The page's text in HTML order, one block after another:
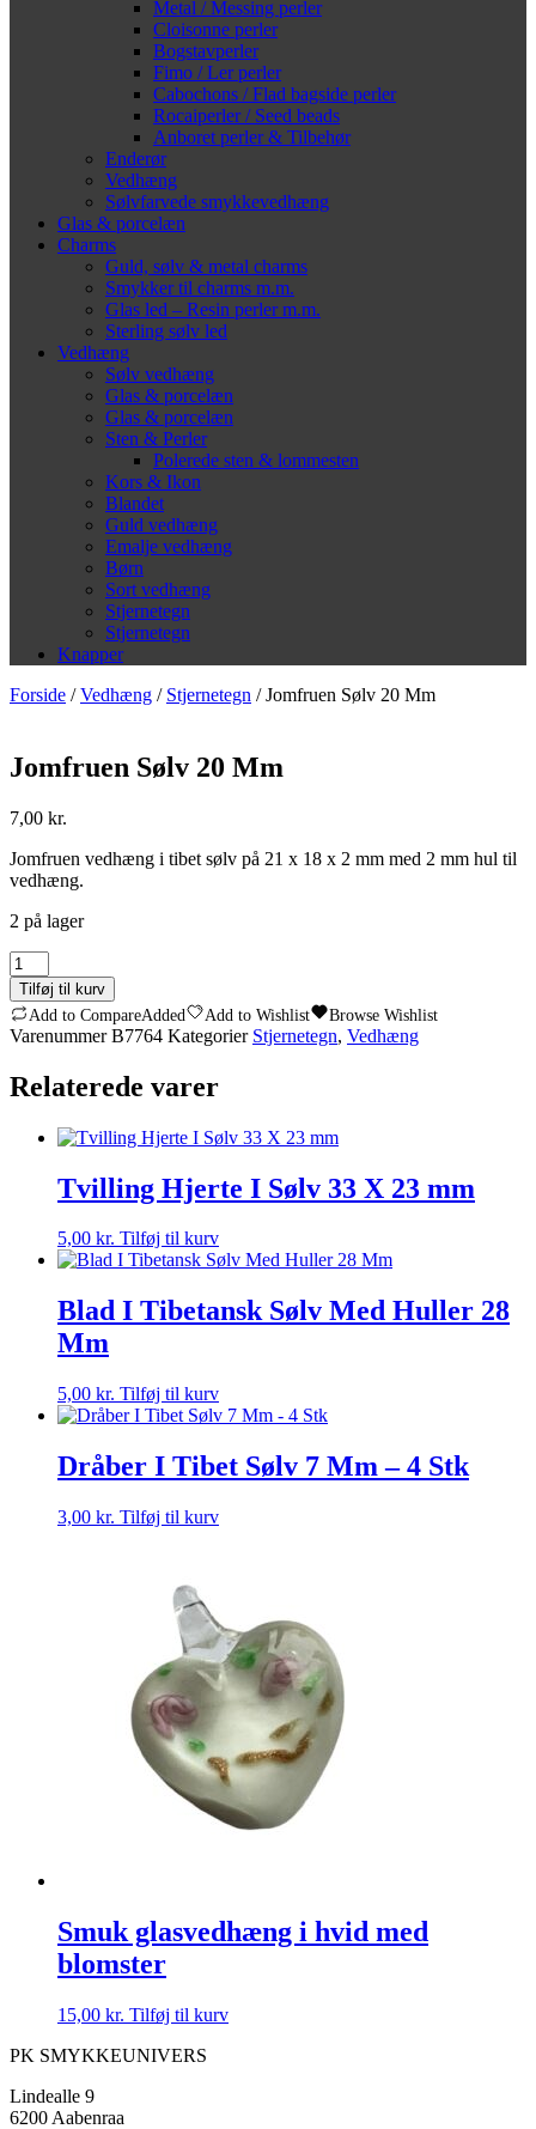
Metal / Messing perler
Cloisonne perler
Bogstavperler
Fimo / Ler perler
Cabochons / Flad bagside perler
Rocaiperler / Seed beads
Anboret perler & Tilbehør
Enderør
Vedhæng
Sølvfarvede smykkevedhæng
Glas & porcelæn
Charms
Guld, sølv & metal charms
Smykker til charms m.m.
Glas led – Resin perler m.m.
Sterling sølv led
Vedhæng
Sølv vedhæng
Glas & porcelæn
Glas & porcelæn
Sten & Perler
Polerede sten & lommesten
Kors & Ikon
Blandet
Guld vedhæng
Emalje vedhæng
Børn
Sort vedhæng
Stjernetegn
Stjernetegn
Knapper
Forside /Vedhæng / Stjernetegn / Jomfruen Sølv 20 Mm
Jomfruen Sølv 20 Mm
7,00 kr.
Jomfruen vedhæng i tibet sølv på 21 x 18 x 2 mm med 2 mm hul til
vedhæng.
2 på lager
Jomfruen
Sølv
20
Mm
antal
Tilføj til kurv
Add to CompareAdded Add to Wishlist Browse Wishlist
VarenummerB7764 Kategorier Stjernetegn, Vedhæng
Relaterede varer
Tvilling Hjerte I Sølv 33 X 23 mm
5,00 kr. Tilføj til kurv
Blad I Tibetansk Sølv Med Huller 28
Mm
5,00 kr. Tilføj til kurv
Dråber I Tibet Sølv 7 Mm – 4 Stk
3,00 kr. Tilføj til kurv
Smuk glasvedhæng i hvid med
blomster
15,00 kr. Tilføj til kurv
PK SMYKKEUNIVERS
Lindealle 9
6200 Aabenraa